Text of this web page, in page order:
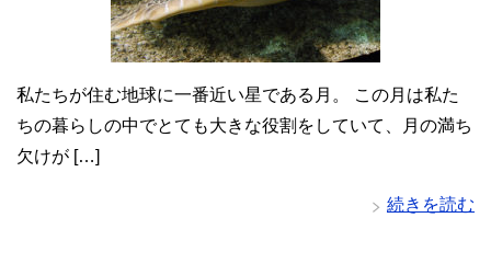
私たちが住む地球に一番近い星である月。 この月は私た
ちの暮らしの中でとても大きな役割をしていて、月の満ち
欠けが […]
続きを読む